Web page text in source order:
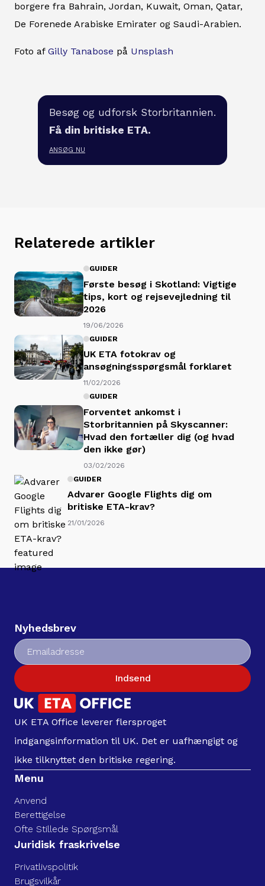
borgere fra Bahrain, Jordan, Kuwait, Oman, Qatar,
De Forenede Arabiske Emirater og Saudi-Arabien.
Foto af Gilly Tanabose på Unsplash
Besøg og udforsk Storbritannien.
Få din britiske ETA.
ANSØG NU
Relaterede artikler
GUIDER
Første besøg i Skotland: Vigtige
tips, kort og rejsevejledning til
2026
19/06/2026
GUIDER
UK ETA fotokrav og
ansøgningsspørgsmål forklaret
11/02/2026
GUIDER
Forventet ankomst i
Storbritannien på Skyscanner:
Hvad den fortæller dig (og hvad
den ikke gør)
03/02/2026
GUIDER
Advarer Google Flights dig om
britiske ETA-krav?
21/01/2026
Nyhedsbrev
Indsend
UK ETA Office leverer flersproget
indgangsinformation til UK. Det er uafhængigt og
ikke tilknyttet den britiske regering.
Menu
Anvend
Berettigelse
Ofte Stillede Spørgsmål
Juridisk fraskrivelse
Privatlivspolitik
Brugsvilkår